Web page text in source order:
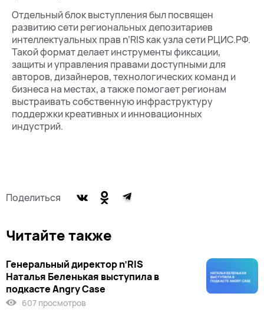
Отдельный блок выступления был посвящен
развитию сети региональных депозитариев
интеллектуальных прав n’RIS как узла сети РЦИС.РФ.
Такой формат делает инструменты фиксации,
защиты и управления правами доступными для
авторов, дизайнеров, технологических команд и
бизнеса на местах, а также помогает регионам
выстраивать собственную инфраструктуру
поддержки креативных и инновационных
индустрий.
Поделиться
Читайте также
Генеральный директор n’RIS
Наталья Беленькая выступила в
подкасте Angry Case
607 просмотров